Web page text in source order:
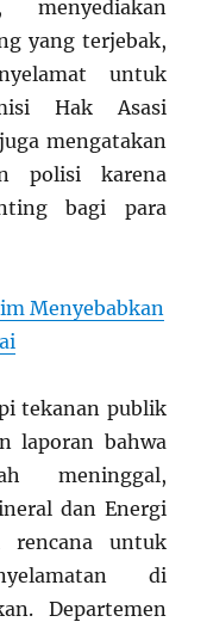
menyediakan
yang terjebak,
untuk
Hak Asasi
mengatakan
polisi karena
bagi para
Menyebabkan
tekanan publik
laporan bahwa
meninggal,
dan Energi
rencana untuk
di
Departemen